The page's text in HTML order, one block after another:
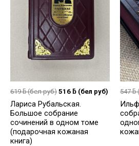
619ƃ(бел руб) 516 ƃ (бел руб)
Лариса Рубальская.
Большое собрание
сочинений в одном томе
(подарочная кожаная
книга)
547ƃ